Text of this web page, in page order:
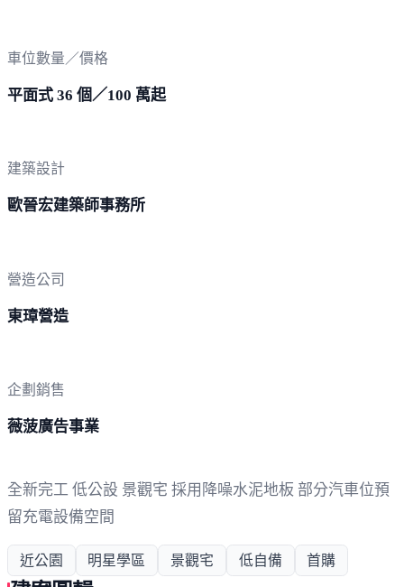
車位數量／價格
平面式 36 個／100 萬起
建築設計
歐晉宏建築師事務所
營造公司
東璋營造
企劃銷售
薇菠廣告事業
全新完工 低公設 景觀宅 採用降噪水泥地板 部分汽車位預
留充電設備空間
近公園 明星學區 景觀宅 低自備 首購